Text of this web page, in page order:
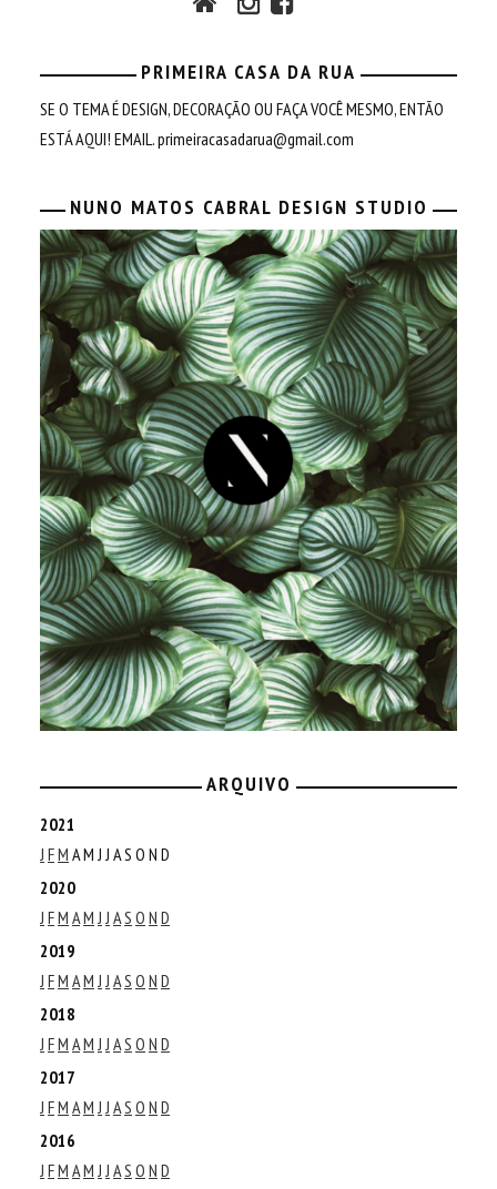
PRIMEIRA CASA DA RUA
SE O TEMA É DESIGN, DECORAÇÃO OU FAÇA VOCÊ MESMO, ENTÃO
ESTÁ AQUI! EMAIL.primeiracasadarua@gmail.com
NUNO MATOS CABRAL DESIGN STUDIO
ARQUIVO
2021
J FM AM J J AS O N D
2020
J FM AM J J AS O N D
2019
J FM AM J J AS O N D
2018
J FM AM J J AS O N D
2017
J FM AM J J AS O N D
2016
J FM AM J J AS O N D